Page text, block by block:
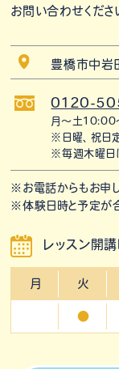
お問い合わせくださ
豊橋市中
0120-
月〜土
※日曜、祝日
※毎週木曜日
※お電話からもお申
※体験日時と予定が
レッスン開
月 火
●